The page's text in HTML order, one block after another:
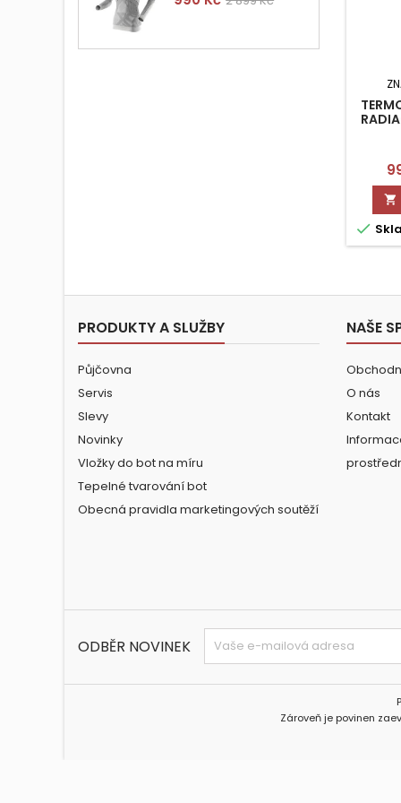


PRODUKTY A SLUŽBY
Půjčovna
Servis
Slevy
Novinky
Vložky do bot na míru
Tepelné tvarování bot
Obecná pravidla marketingových soutěží
NAŠE
O nás
Kontakt
ODBĚR NOVINEK
Zároveň je povinen